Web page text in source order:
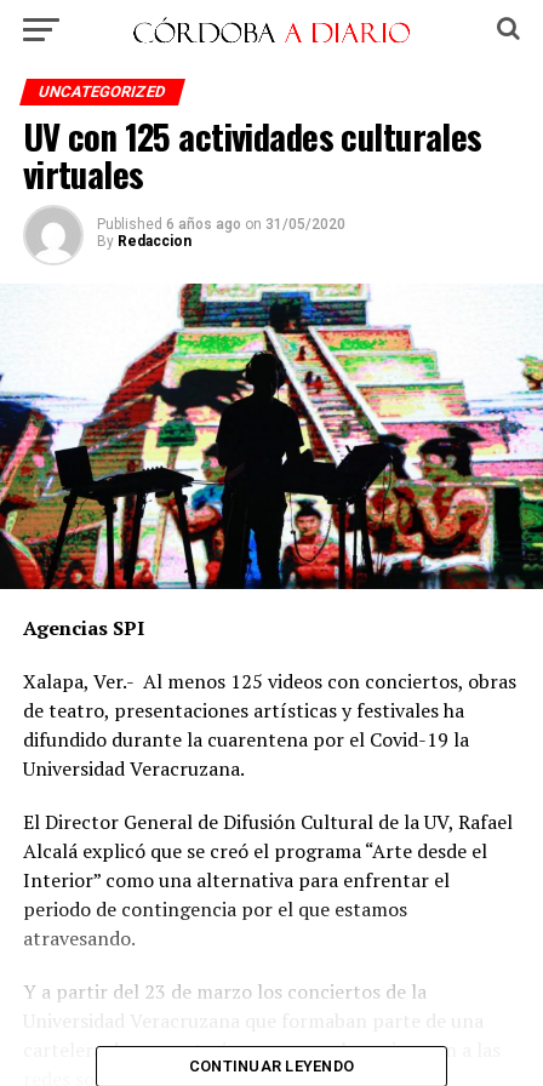
UNCATEGORIZED
UV con 125 actividades culturales
virtuales
Published 6 años ago on 31/05/2020
By Redaccion
Agencias SPI
Xalapa, Ver.- Al menos 125 videos con conciertos, obras
de teatro, presentaciones artísticas y festivales ha
difundido durante la cuarentena por el Covid-19 la
Universidad Veracruzana.
El Director General de Difusión Cultural de la UV, Rafael
Alcalá explicó que se creó el programa “Arte desde el
Interior” como una alternativa para enfrentar el
periodo de contingencia por el que estamos
atravesando.
Y a partir del 23 de marzo los conciertos de la
Universidad Veracruzana que formaban parte de una
cartelera de presentaciones mensuales, migraron a las
redes sociales en donde los 23 grupos artísticos
CONTINUAR LEYENDO